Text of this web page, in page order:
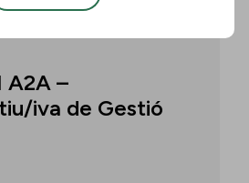
A2A –
iva de Gestió